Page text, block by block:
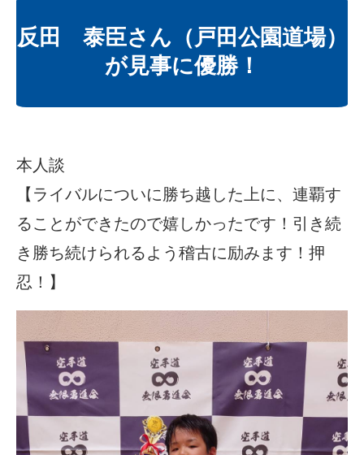
反田 泰臣さん（戸田公園道場）
が見事に優勝！
本人談
【ライバルについに勝ち越した上に、連覇す
ることができたので嬉しかったです！引き続
き勝ち続けられるよう稽古に励みます！押
忍！】